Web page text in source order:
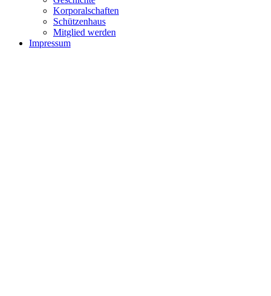
Korporalschaften
Schützenhaus
Mitglied werden
Impressum